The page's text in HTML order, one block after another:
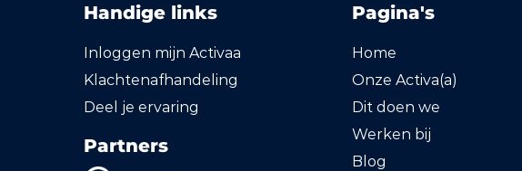
Handige links
Inloggen mijn Activaa
Klachtenafhandeling
Deel je ervaring
Partners
Pagina's
Home
Onze Activa(a)
Dit doen we
Werken bij
Blog